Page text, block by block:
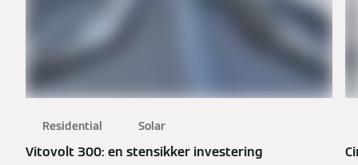
Residential Solar
Vitovolt 300: en stensikker investering